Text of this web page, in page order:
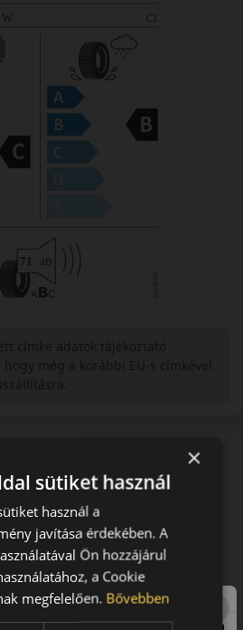
6 – Precíz irányíthatóság és
6 egy modern nyári abroncs,
és magas szintű
×
sütiket használ
használ a
javítása érdekében. A
Ön hozzájárul
a Cookie
megfelelően. Bővebben